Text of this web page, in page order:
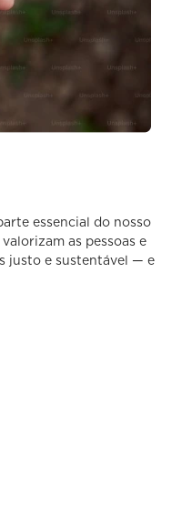
essencial do nosso
as pessoas e
justo e sustentável — e